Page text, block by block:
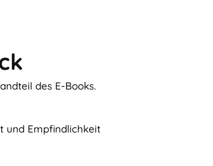
des E-Books.
und Empfindlichkeit